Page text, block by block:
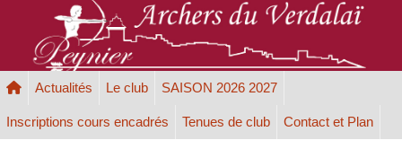
Actualités Le club SAISON 2026 2027
Inscriptions cours encadrés Tenues de club Contact et Plan
Panneau de gestion des cookies